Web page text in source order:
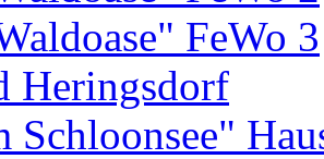
FeWo 3
Heringsdorf
Schloonsee"